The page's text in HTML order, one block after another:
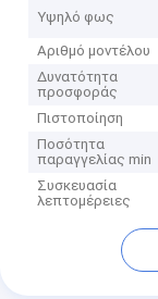
Υψηλό φως
Αριθμό μοντέλου
Δυνατότητα
προσφοράς
Πιστοποίηση
Ποσότητα
παραγγελίας min
Συσκευασία
λεπτομέρειες